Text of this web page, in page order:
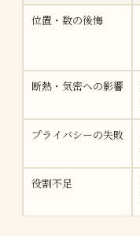
位置・数の後悔
断熱・気密への影響
プライバシーの失敗
役割不足